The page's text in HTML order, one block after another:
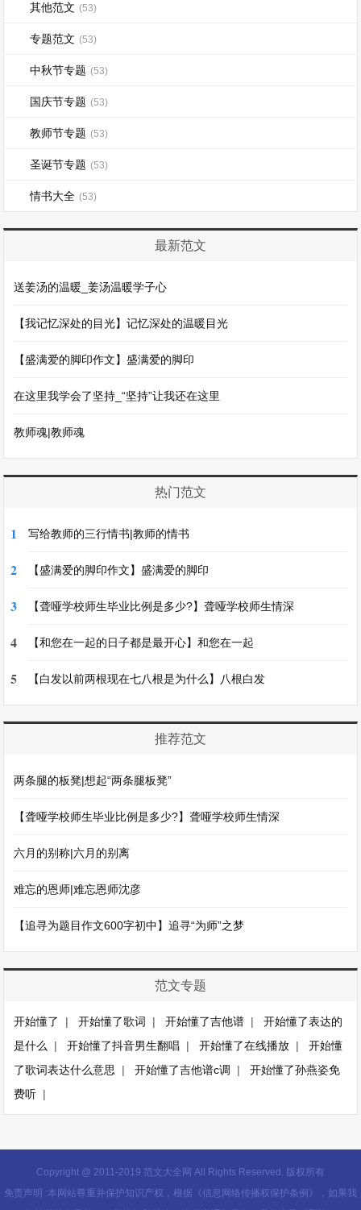
其他范文 (53)
专题范文 (53)
中秋节专题 (53)
国庆节专题 (53)
教师节专题 (53)
圣诞节专题 (53)
情书大全 (53)
最新范文
送姜汤的温暖_姜汤温暖学子心
【我记忆深处的目光】记忆深处的温暖目光
【盛满爱的脚印作文】盛满爱的脚印
在这里我学会了坚持_“坚持”让我还在这里
教师魂|教师魂
热门范文
1 写给教师的三行情书|教师的情书
2 【盛满爱的脚印作文】盛满爱的脚印
3 【聋哑学校师生毕业比例是多少?】聋哑学校师生情深
4 【和您在一起的日子都是最开心】和您在一起
5 【白发以前两根现在七八根是为什么】八根白发
推荐范文
两条腿的板凳|想起“两条腿板凳”
【聋哑学校师生毕业比例是多少?】聋哑学校师生情深
六月的别称|六月的别离
难忘的恩师|难忘恩师沈彦
【追寻为题目作文600字初中】追寻“为师”之梦
范文专题
开始懂了 |开始懂了歌词 |开始懂了吉他谱 |开始懂了表达的
是什么
|开始懂了抖音男生翻唱 |开始懂了在线播放 |开始懂
了歌词表达什么意思 |开始懂了吉他谱c调 |开始懂了孙燕姿免
费听 |
Copyright @ 2011-2019 范文大全网 All Rights Reserved. 版权所有
免责声明 :本网站尊重并保护知识产权，根据《信息网络传播权保护条例》，如果我